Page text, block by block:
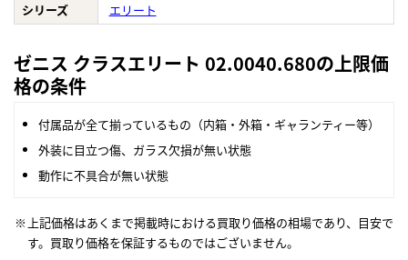
シリーズ
エリート
ゼニス クラスエリート 02.0040.680の上限価
格の条件
付属品が全て揃っているもの（内箱・外箱・ギャランティー等）
外装に目立つ傷、ガラス欠損が無い状態
動作に不具合が無い状態
上記価格はあくまで掲載時における買取り価格の相場であり、目安で
す。買取り価格を保証するものではございません。